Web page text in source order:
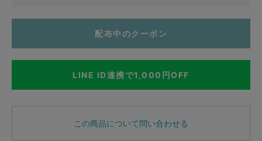
配布中のクーポン
LINE ID連携で1,000円OFF
この商品について問い合わせる